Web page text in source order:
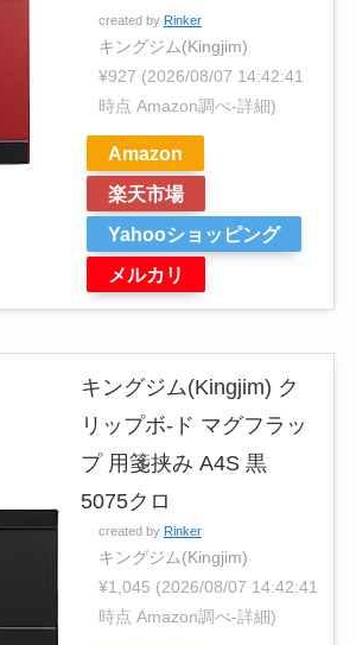
created by Rinker
キングジム(Kingjim)
¥927 (2026/08/07 14:42:41
時点 Amazon調べ-詳細)
Amazon
楽天市場
Yahooショッピング
メルカリ
キングジム(Kingjim) ク
リップボ-ド マグフラッ
プ 用箋挟み A4S 黒
5075クロ
created by Rinker
キングジム(Kingjim)
¥1,045 (2026/08/07 14:42:41
時点 Amazon調べ-詳細)